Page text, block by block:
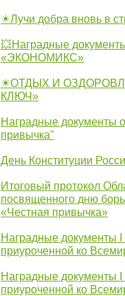
☀Лучи добра вновь в
💥Наградные
«ЭКОНОМИКС»
☀ОТДЫХ И
КЛЮЧ»
Наградные документы
привычка"
День Конституции
Итоговый протокол
посвященного дню
«Честная привычка»
Наградные документы
приуроченной ко
Наградные документы
приуроченной ко